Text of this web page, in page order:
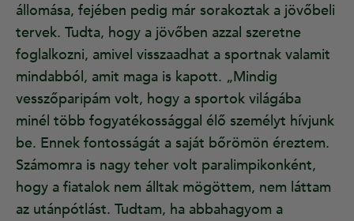
állomása, fejében pedig már sorakoztak a jövőbeli
tervek. Tudta, hogy a jövőben azzal szeretne
foglalkozni, amivel visszaadhat a sportnak valamit
mindabból, amit maga is kapott. „Mindig
vesszőparipám volt, hogy a sportok világába
minél több fogyatékossággal élő személyt hívjunk
be. Ennek fontosságát a saját bőrömön éreztem.
Számomra is nagy teher volt paralimpikonként,
hogy a fiatalok nem álltak mögöttem, nem láttam
az utánpótlást. Tudtam, ha abbahagyom a